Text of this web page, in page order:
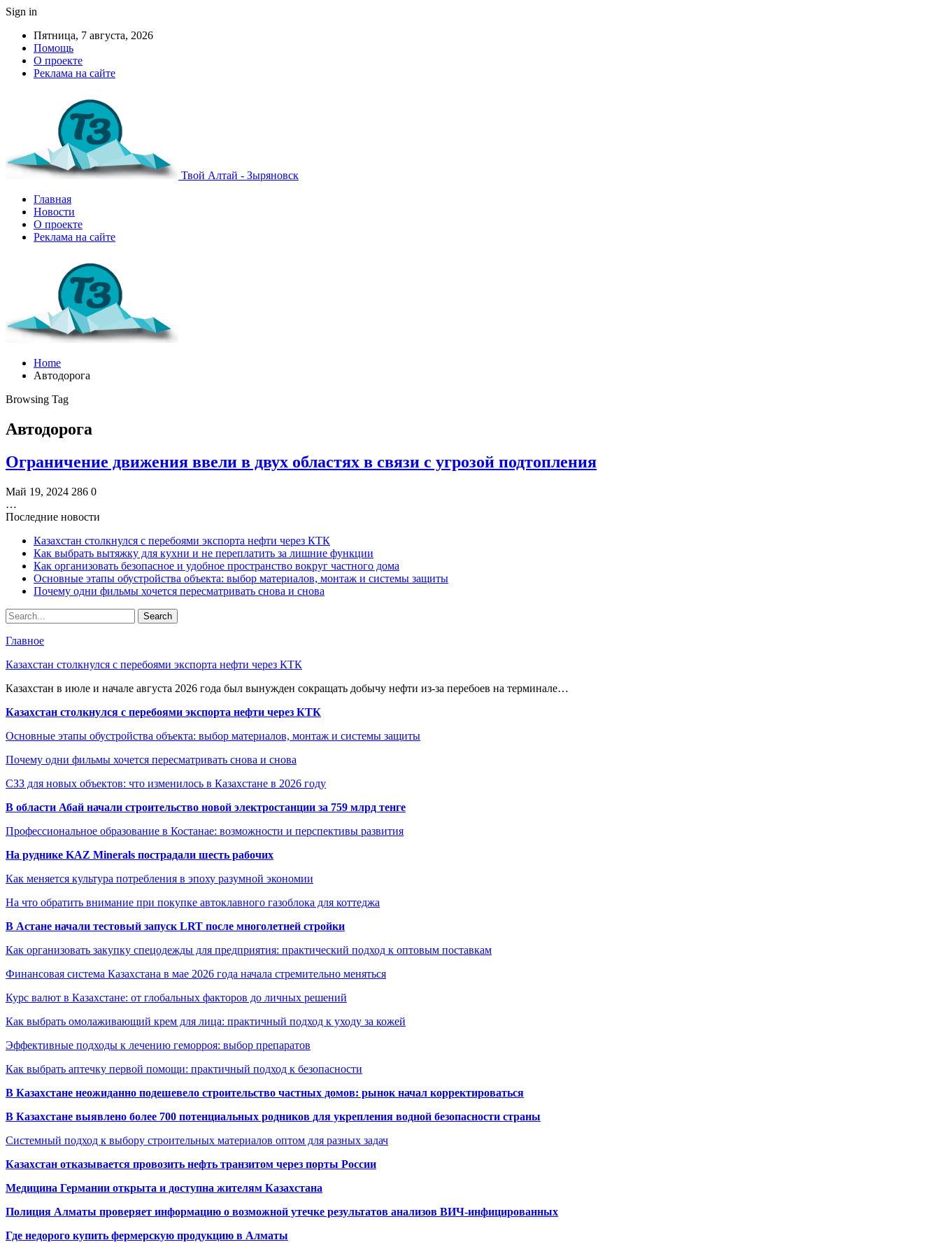
Sign in
Пятница, 7 августа, 2026
Помощь
О проекте
Реклама на сайте
Твой Алтай - Зыряновск
Главная
Новости
О проекте
Реклама на сайте
Home
Автодорога
Browsing Tag
Автодорога
Ограничение движения ввели в двух областях в связи с угрозой подтопления
Май 19, 2024 286 0
…
Последние новости
Казахстан столкнулся с перебоями экспорта нефти через КТК
Как выбрать вытяжку для кухни и не переплатить за лишние функции
Как организовать безопасное и удобное пространство вокруг частного дома
Основные этапы обустройства объекта: выбор материалов, монтаж и системы защиты
Почему одни фильмы хочется пересматривать снова и снова
Главное
Казахстан столкнулся с перебоями экспорта нефти через КТК
Казахстан в июле и начале августа 2026 года был вынужден сокращать добычу нефти из-за перебоев на терминале…
Казахстан столкнулся с перебоями экспорта нефти через КТК
Основные этапы обустройства объекта: выбор материалов, монтаж и системы защиты
Почему одни фильмы хочется пересматривать снова и снова
СЗЗ для новых объектов: что изменилось в Казахстане в 2026 году
В области Абай начали строительство новой электростанции за 759 млрд тенге
Профессиональное образование в Костанае: возможности и перспективы развития
На руднике KAZ Minerals пострадали шесть рабочих
Как меняется культура потребления в эпоху разумной экономии
На что обратить внимание при покупке автоклавного газоблока для коттеджа
В Астане начали тестовый запуск LRT после многолетней стройки
Как организовать закупку спецодежды для предприятия: практический подход к оптовым поставкам
Финансовая система Казахстана в мае 2026 года начала стремительно меняться
Курс валют в Казахстане: от глобальных факторов до личных решений
Как выбрать омолаживающий крем для лица: практичный подход к уходу за кожей
Эффективные подходы к лечению геморроя: выбор препаратов
Как выбрать аптечку первой помощи: практичный подход к безопасности
В Казахстане неожиданно подешевело строительство частных домов: рынок начал корректироваться
В Казахстане выявлено более 700 потенциальных родников для укрепления водной безопасности страны
Системный подход к выбору строительных материалов оптом для разных задач
Казахстан отказывается провозить нефть транзитом через порты России
Медицина Германии открыта и доступна жителям Казахстана
Полиция Алматы проверяет информацию о возможной утечке результатов анализов ВИЧ-инфицированных
Где недорого купить фермерскую продукцию в Алматы